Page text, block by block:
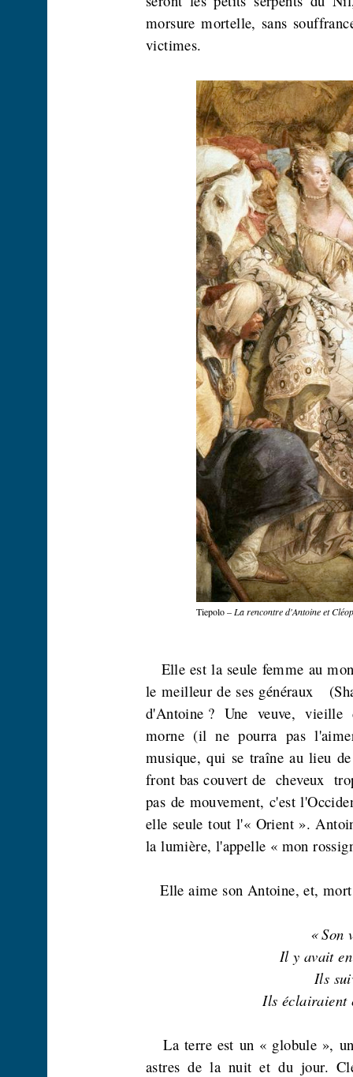
morsure mortelle, sans
victimes.
Tiepolo – La rencontre d'Antoine et
Elle est la seule femme au
le meilleur de ses généraux
d'Antoine ? Une veuve, vieille
morne (il ne pourra pas
musique, qui se traîne au lieu
front bas couvert de cheveux
pas de mouvement, c'est
elle seule tout l'« Orient ».
la lumière, l'appelle « mon
Elle aime son Antoine, et,
« Son
Il y avait
Ils
Ils éclairaient
La terre est un « globule »,
astres de la nuit et du jour.